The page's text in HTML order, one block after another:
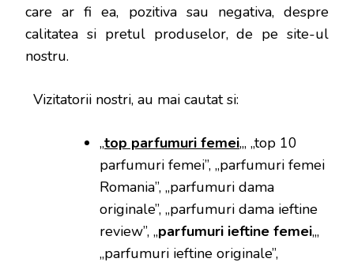
care ar fi ea, pozitiva sau negativa, despre
calitatea si pretul produselor, de pe site-ul
nostru.
Vizitatorii nostri, au mai cautat si:
„top parfumuri femei„, „top 10
parfumuri femei”, „parfumuri femei
Romania”, „parfumuri dama
originale”, „parfumuri dama ieftine
review”, „parfumuri ieftine femei„,
„parfumuri ieftine originale”,